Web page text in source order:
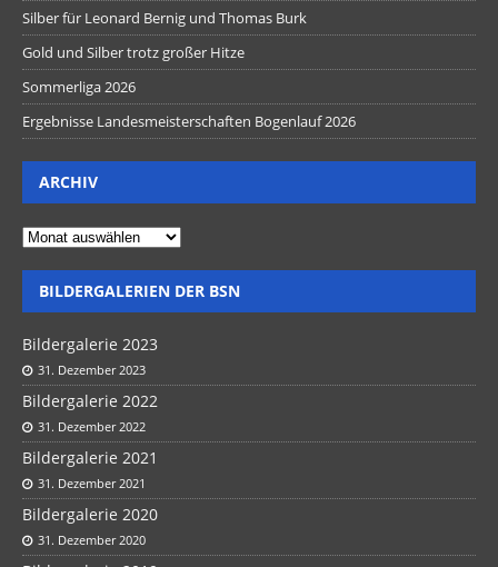
Silber für Leonard Bernig und Thomas Burk
Gold und Silber trotz großer Hitze
Sommerliga 2026
Ergebnisse Landesmeisterschaften Bogenlauf 2026
ARCHIV
BILDERGALERIEN DER BSN
Bildergalerie 2023
31. Dezember 2023
Bildergalerie 2022
31. Dezember 2022
Bildergalerie 2021
31. Dezember 2021
Bildergalerie 2020
31. Dezember 2020